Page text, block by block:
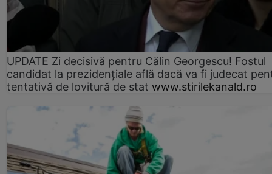
UPDATE Zi decisivă pentru Călin Georgescu! Fostul
candidat la prezidențiale află dacă va fi judecat
tentativă de lovitură de stat www.stirilekanald.ro